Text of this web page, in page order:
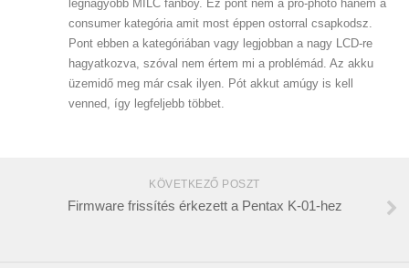
legnagyobb MILC fanboy. Ez pont nem a pro-photo hanem a
consumer kategória amit most éppen ostorral csapkodsz.
Pont ebben a kategóriában vagy legjobban a nagy LCD-re
hagyatkozva, szóval nem értem mi a problémád. Az akku
üzemidő meg már csak ilyen. Pót akkut amúgy is kell
venned, így legfeljebb többet.
KÖVETKEZŐ POSZT
Firmware frissítés érkezett a Pentax K-01-hez